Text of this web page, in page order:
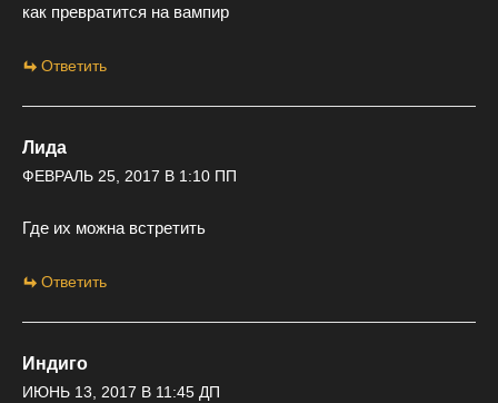
как превратится на вампир
Ответить
Лида
ФЕВРАЛЬ 25, 2017 В 1:10 ПП
Где их можна встретить
Ответить
Индиго
ИЮНЬ 13, 2017 В 11:45 ДП